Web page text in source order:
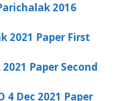
2016
2021 Paper First
Paper Second
4 Dec 2021 Paper